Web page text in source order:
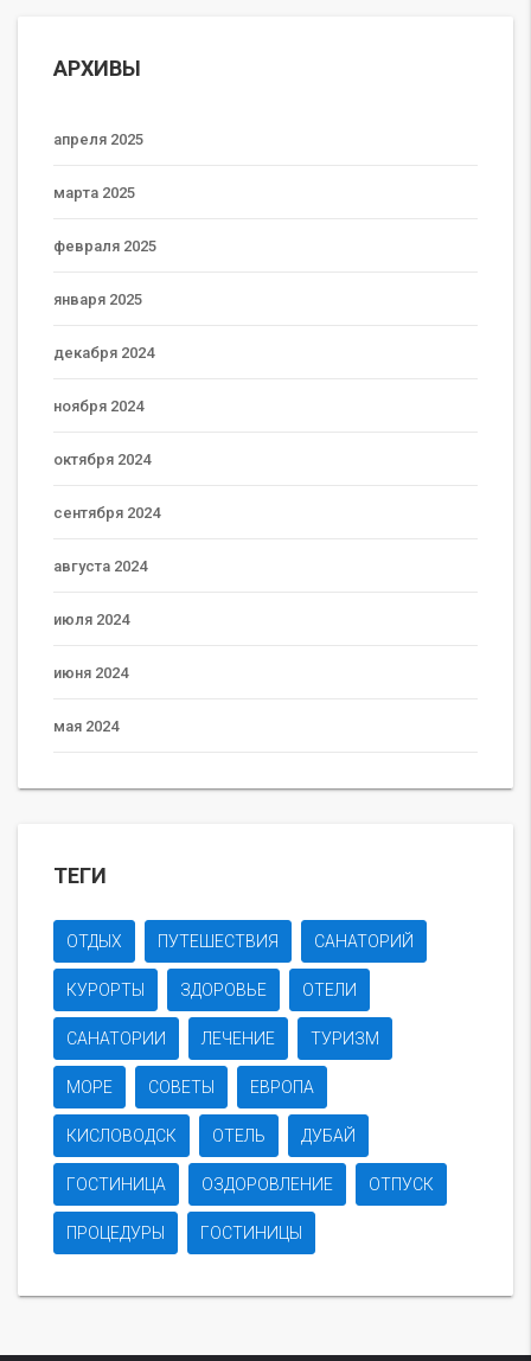
АРХИВЫ
апреля 2025
марта 2025
февраля 2025
января 2025
декабря 2024
ноября 2024
октября 2024
сентября 2024
августа 2024
июля 2024
июня 2024
мая 2024
ТЕГИ
ОТДЫХ ПУТЕШЕСТВИЯ САНАТОРИЙ
КУРОРТЫ ЗДОРОВЬЕ ОТЕЛИ
САНАТОРИИ ЛЕЧЕНИЕ ТУРИЗМ
МОРЕ СОВЕТЫ ЕВРОПА
КИСЛОВОДСК ОТЕЛЬ ДУБАЙ
ГОСТИНИЦА ОЗДОРОВЛЕНИЕ ОТПУСК
ПРОЦЕДУРЫ ГОСТИНИЦЫ